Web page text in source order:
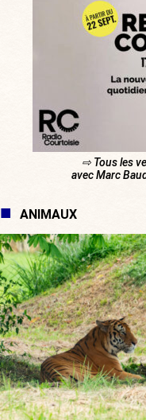
⇨ Tous les
avec Marc
ANIMAUX